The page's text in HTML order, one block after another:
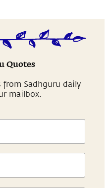
Quotes
Sadhguru daily
mailbox.